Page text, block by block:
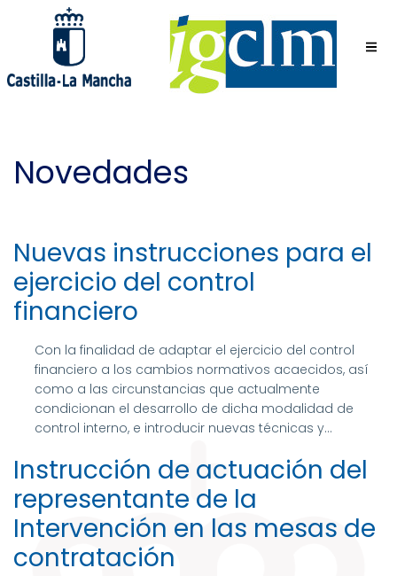
contenido
Novedades
Nuevas instrucciones para el
ejercicio del control
financiero
Con la finalidad de adaptar el ejercicio del control
financiero a los cambios normativos acaecidos, así
como a las circunstancias que actualmente
condicionan el desarrollo de dicha modalidad de
control interno, e introducir nuevas técnicas y...
Instrucción de actuación del
representante de la
Intervención en las mesas de
contratación